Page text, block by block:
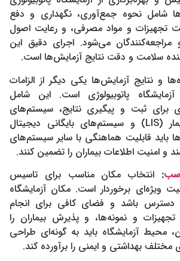
شامل نحوه جمع‌آوری، نگهداری و دفع
تجهیزات و مواد مصرفی، و رعایت اصول
مراجعه‌کنندگان می‌شود. اجرای دقیق این
سلامت و دقت نتایج آزمایش‌ها است.
و نتایج آزمایش‌ها یکی دیگر از الزامات
پاتوبیولوژی است. این شامل
برای ثبت و پیگیری نتایج، سیستم‌های
مدیریت اطلاعات بیمار (LIS) و سیستم‌های بایگانی دیجیتال
باید قابلیت هماهنگی با سایر سیستم‌های
و امنیت اطلاعات بیماران را تضمین کنند.
: انتخاب مکان مناسب برای تاسیس
ویژه‌ای برخوردار است. مکان آزمایشگاه
دسترس باشد و فضای کافی برای انجام
تجهیزات و نمونه‌ها، و پذیرش بیماران را
محیط آزمایشگاه باید به گونه‌ای طراحی
مختلف بهداشتی و ایمنی را برآورده کند.